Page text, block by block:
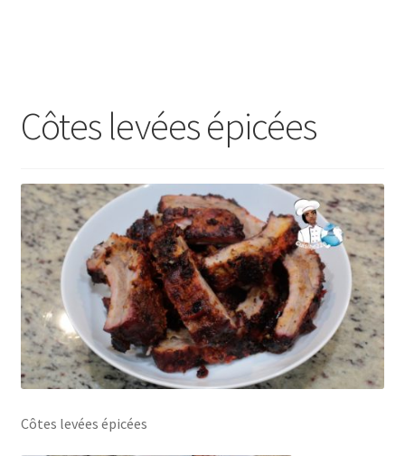
Côtes levées épicées
Côtes levées épicées